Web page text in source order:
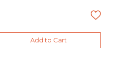
Add to Cart